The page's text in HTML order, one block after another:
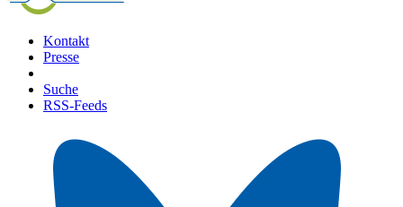
Kontakt
Presse
Suche
RSS-Feeds